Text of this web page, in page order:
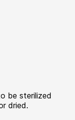
be sterilized
dried.